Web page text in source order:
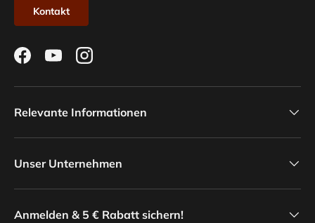
Kontakt
FacebookYouTubeInstagram
Relevante Informationen
Unser Unternehmen
Anmelden & 5 € Rabatt sichern!